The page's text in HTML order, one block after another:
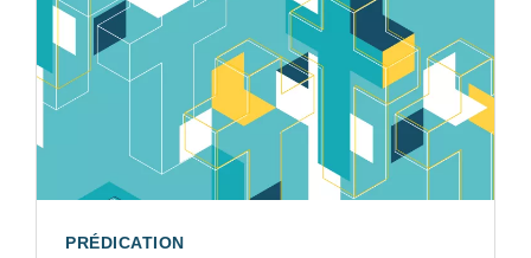
TYPE:
PRÉDICATION